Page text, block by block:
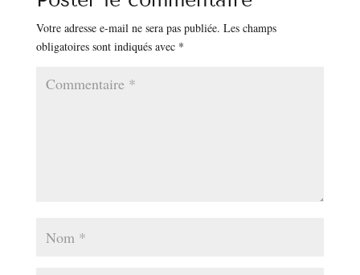
Votre adresse e-mail ne sera pas publiée. Les champs
obligatoires sont indiqués avec *